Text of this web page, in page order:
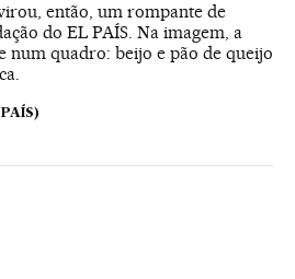
então, um rompante de
do EL PAÍS. Na imagem, a
num quadro: beijo e pão de queijo